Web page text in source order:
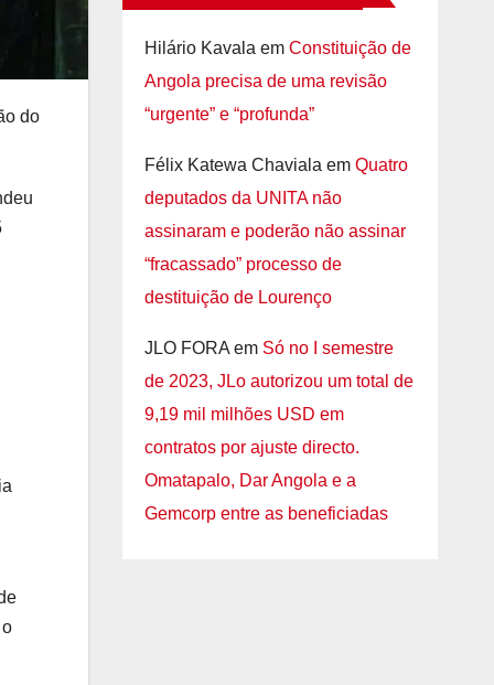
do
Hilário Kavala em Constituição de
Angola precisa de uma revisão
“urgente” e “profunda”
Félix Katewa Chaviala em Quatro
deputados da UNITA não
assinaram e poderão não assinar
“fracassado” processo de
destituição de Lourenço
JLO FORAem Só no I semestre
de 2023, JLo autorizou um total de
9,19 mil milhões USD em
contratos por ajuste directo.
Omatapalo, Dar Angola e a
Gemcorp entre as beneficiadas